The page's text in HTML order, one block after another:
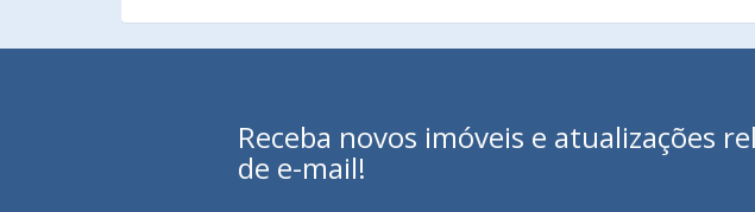
Receba novos imóveis e atualizações
de e-mail!